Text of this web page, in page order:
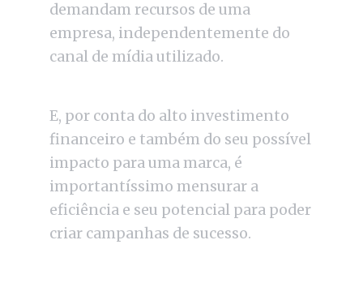
demandam recursos de uma
empresa, independentemente do
canal de mídia utilizado.
E, por conta do alto investimento
financeiro e também do seu possível
impacto para uma marca, é
importantíssimo mensurar a
eficiência e seu potencial para poder
criar campanhas de sucesso.